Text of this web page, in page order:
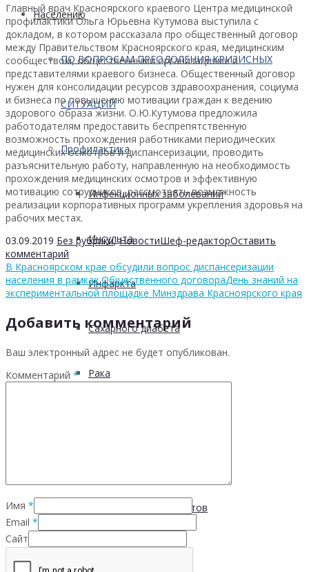
Населению
ПО ВОПРОСАМ ПРЕОДОЛЕНИЯ КРИЗИСНЫХ
СИТУАЦИЙ
Профилактика
Инфекционных заболеваний
Инсульта
Инфаркта
Сахарного диабета
Рака
Безопасность пациентов
Школа ХНИЗ
Главный врач Красноярского краевого Центра медицинской
профилактики Ольга Юрьевна Кутумова выступила с
докладом, в котором рассказала про общественный договор
между Правительством Красноярского края, медицинским
сообществом, общественными организациями и
представителями краевого бизнеса. Общественный договор
нужен для консолидации ресурсов здравоохранения, социума
и бизнеса по повышению мотивации граждан к ведению
здорового образа жизни. О.Ю.Кутумова предложила
работодателям предоставить беспрепятственную
возможность прохождения работниками периодических
медицинских осмотров и диспансеризации, проводить
разъяснительную работу, направленную на необходимость
прохождения медицинских осмотров и эффективную
мотивацию сотрудников, рассмотреть возможность
реализации корпоративных программ укрепления здоровья на
рабочих местах.
03.09.2019 Без рубрики,НовостиШеф-редакторОставить
комментарий
В Красноярском крае обсудили вопрос диспансеризации
населения в рамках Общественного договораДень знаний на
экспериментальной площадке Минздрава Красноярского края
Добавить комментарий
Ваш электронный адрес не будет опубликован.
Комментарий *
Имя *
Email *
Сайт